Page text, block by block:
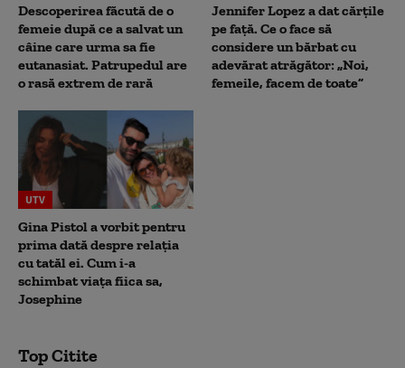
Descoperirea făcută de o
femeie după ce a salvat un
câine care urma sa fie
eutanasiat. Patrupedul are
o rasă extrem de rară
Jennifer Lopez a dat cărțile
pe față. Ce o face să
considere un bărbat cu
adevărat atrăgător: „Noi,
femeile, facem de toate”
UTV
Gina Pistol a vorbit pentru
prima dată despre relația
cu tatăl ei. Cum i-a
schimbat viața fiica sa,
Josephine
Top Citite